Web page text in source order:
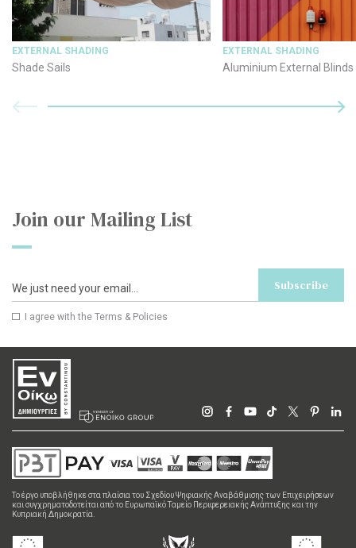
EXTERNAL SHADING
Shade Sails
EXTERNAL SHADING
Aluminium External Blinds
Join our Mailing List
Subscribe
I agree with the Terms & Policies
Το έργο υποβλήθηκε στα πλαίσια του Σχεδίου Ψηφιακής Αναβάθμισης των Επιχειρήσεων
και συγχρηματοδοτείται από το Ευρωπαϊκό Ταμείο Περιφερειακής Ανάπτυξης και την
Κυπριακή Δημοκρατία.